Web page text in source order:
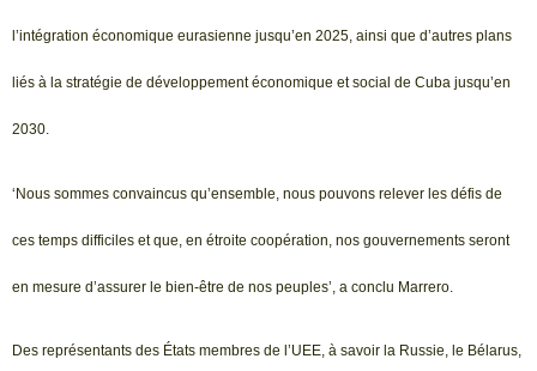
l’intégration économique eurasienne jusqu’en 2025, ainsi que d’autres plans
liés à la stratégie de développement économique et social de Cuba jusqu’en
2030.
‘Nous sommes convaincus qu’ensemble, nous pouvons relever les défis de
ces temps difficiles et que, en étroite coopération, nos gouvernements seront
en mesure d’assurer le bien-être de nos peuples’, a conclu Marrero.
Des représentants des États membres de l’UEE, à savoir la Russie, le Bélarus,